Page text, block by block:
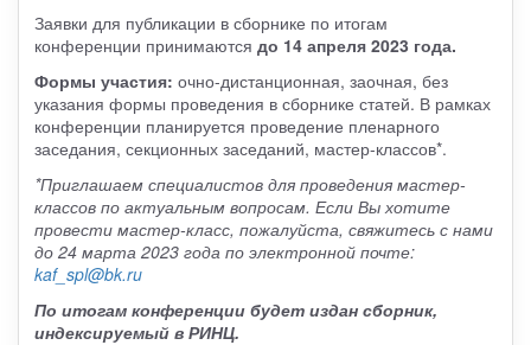
Заявки для публикации в сборнике по итогам
конференции принимаются до 14 апреля 2023 года.
Формы участия: очно-дистанционная, заочная, без
указания формы проведения в сборнике статей. В рамках
конференции планируется проведение пленарного
заседания, секционных заседаний, мастер-классов*.
*Приглашаем специалистов для проведения мастер-
классов по актуальным вопросам. Если Вы хотите
провести мастер-класс, пожалуйста, свяжитесь с нами
до 24 марта 2023 года по электронной почте:
kaf_spl@bk.ru
По итогам конференции будет издан сборник,
индексируемый в РИНЦ.